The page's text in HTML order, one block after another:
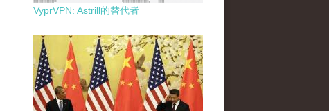
VyprVPN: Astrill的替代者